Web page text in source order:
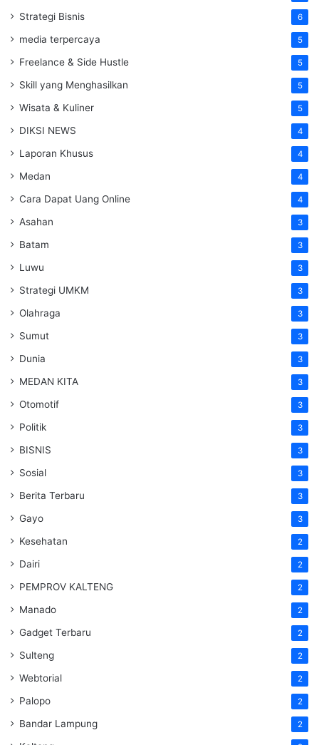
Strategi Bisnis 6
media terpercaya 5
Freelance & Side Hustle 5
Skill yang Menghasilkan 5
Wisata & Kuliner 5
DIKSI NEWS 4
Laporan Khusus 4
Medan 4
Cara Dapat Uang Online 4
Asahan 3
Batam 3
Luwu 3
Strategi UMKM 3
Olahraga 3
Sumut 3
Dunia 3
MEDAN KITA 3
Otomotif 3
Politik 3
BISNIS 3
Sosial 3
Berita Terbaru 3
Gayo 3
Kesehatan 2
Dairi 2
PEMPROV KALTENG 2
Manado 2
Gadget Terbaru 2
Sulteng 2
Webtorial 2
Palopo 2
Bandar Lampung 2